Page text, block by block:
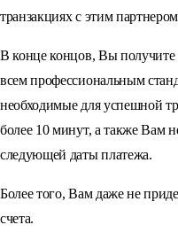
транзакциях с этим
В конце концов, Вы получите
всем профессиональным
необходимые для успешной
более 10 минут, а также Вам
следующей даты платежа.
Более того, Вам даже не
счета.